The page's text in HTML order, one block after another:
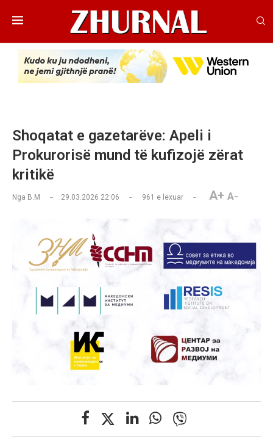
Shoqatat e gazetarëve: Apeli i
Prokurorisë mund të kufizojë zërat
kritikë
Nga B.M 29.03.2026 22:06 961 e lexuar A+ A-